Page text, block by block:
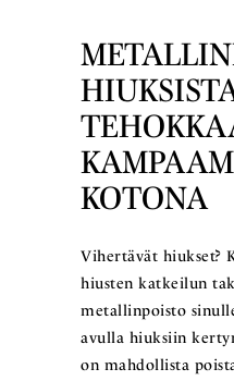
KOTONA
Vihertävät hiukset?
hiusten katkeilun
metallinpoisto
avulla hiuksiin
on mahdollista